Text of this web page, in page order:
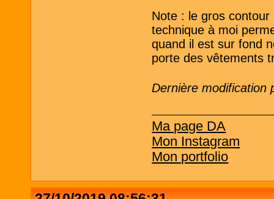
Note : le gros
technique à moi
quand il est sur fond
porte des vêtements
Dernière modification
Ma page DA
Mon Instagram
Mon portfolio